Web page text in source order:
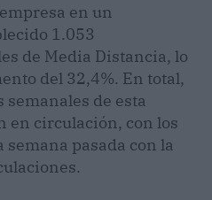
en un
1.053
de Media Distancia, lo
del 32,4%. En total,
de esta
en circulación, con los
pasada con la